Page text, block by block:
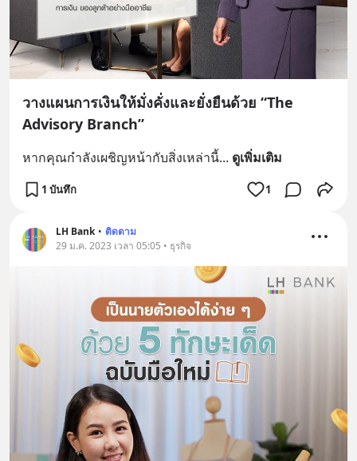
วางแผนการเงินให้มั่งคั่งและยั่งยืนด้วย “The
Advisory Branch”
หากคุณกำลังเผชิญหน้ากับสิ่งเหล่านี้... ดูเพิ่มเติม
1 บันทึก 1
LH Bank • ติดตาม
29 ม.ค. 2023 เวลา 05:05 • ธุรกิจ